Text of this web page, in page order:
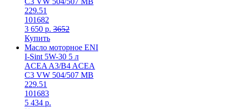
229.51
101682
3 650 р. 3652
Купить
Масло моторное ENI
I-Sint 5W-30 5 л
ACEA A3/B4 ACEA
C3 VW 504/507 MB
229.51
101683
5 434 р.